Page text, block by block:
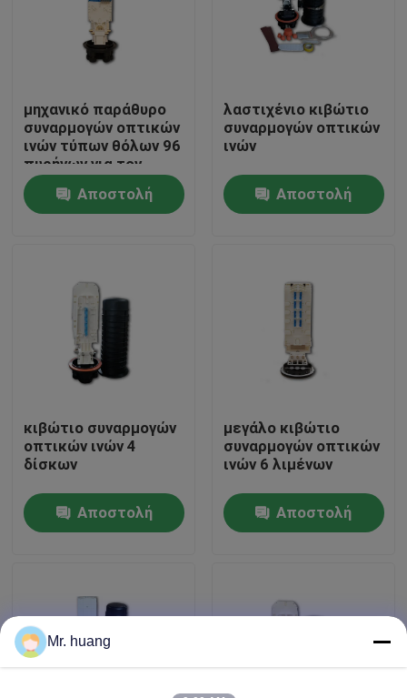
Σπίτι
Περίπου εμείς
Γύρος εργοστασίων
Οπτικών Ινών Λήξη Splice
Dome Οπτικών Ινών Λήξη Splice
περίφραξη συναρμογών ινών
μηχανικό παράθυρο
συναρμογών οπτικών
ινών τύπων θόλων 96
πυρήνων για τον
τοίχο που
τοποθετείται
Αποστολή
λαστιχένιο κιβώτιο
συναρμογών οπτικών
ινών
Αποστολή
κιβώτιο συναρμογών
οπτικών ινών 4
δίσκων
Αποστολή
μεγάλο κιβώτιο
συναρμογών οπτικών
ινών 6 λιμένων
Αποστολή
Mr. huang